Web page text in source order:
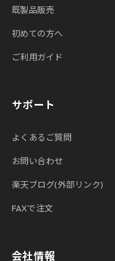
既製品販売
初めての方へ
ご利用ガイド
サポート
よくあるご質問
お問い合わせ
楽天ブログ(外部リンク)
FAXで注文
会社情報